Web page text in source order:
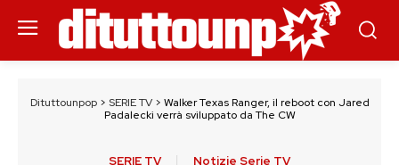
Dituttounpop> SERIE TV> Walker Texas Ranger, il reboot con Jared
Padalecki verrà sviluppato da The CW
SERIE TV Notizie Serie TV